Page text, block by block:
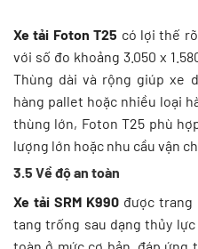
Xe tải Foton T25 có lợi thế
với số đo khoảng 3.050 x
Thùng dài và rộng giúp xe
hàng pallet hoặc nhiều loại
thùng lớn, Foton T25 phù
lượng lớn hoặc nhu cầu vận
3.5 Về độ an toàn
Xe tải SRM K990 được trang
tang trống sau dạng thủy